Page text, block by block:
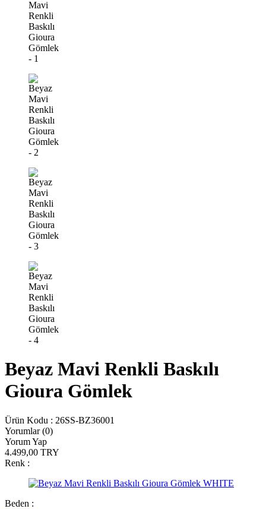
Beyaz Mavi Renkli Baskılı
Gioura Gömlek
Ürün Kodu : 26SS-BZ36001
Yorumlar (0)
Yorum Yap
4.499,00 TRY
Renk :
Beden :